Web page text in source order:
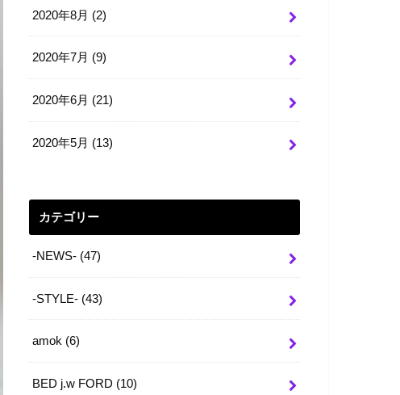
2020年8月 (2)
2020年7月 (9)
2020年6月 (21)
2020年5月 (13)
カテゴリー
-NEWS- (47)
-STYLE- (43)
amok (6)
BED j.w FORD (10)